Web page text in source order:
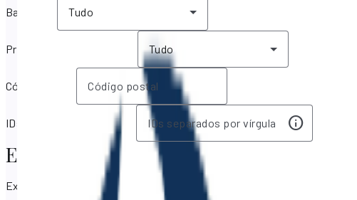
Banheiros Tudo
Principais características Tudo
Código postal
IDs MLS / IDs de anúncios
Estados Unidos imóveis & Casas à venda
Exibindo 50.609 resultados